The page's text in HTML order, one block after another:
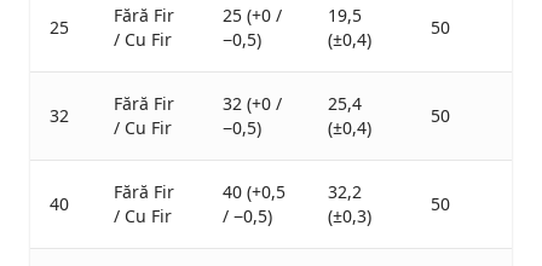
25
Fără Fir
/ Cu Fir
25 (+0 /
−0,5)
19,5
(±0,4)
50
32
Fără Fir
/ Cu Fir
32 (+0 /
−0,5)
25,4
(±0,4)
50
40
Fără Fir
/ Cu Fir
40 (+0,5
/ −0,5)
32,2
(±0,3)
50